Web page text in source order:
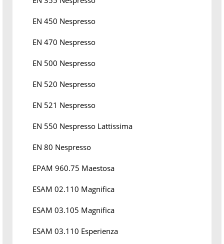
EN 450 Nespresso
EN 470 Nespresso
EN 500 Nespresso
EN 520 Nespresso
EN 521 Nespresso
EN 550 Nespresso Lattissima
EN 80 Nespresso
EPAM 960.75 Maestosa
ESAM 02.110 Magnifica
ESAM 03.105 Magnifica
ESAM 03.110 Esperienza